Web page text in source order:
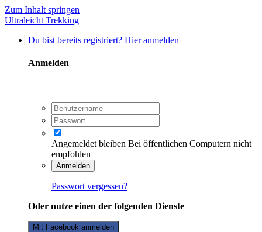
Zum Inhalt springen
Ultraleicht Trekking
Du bist bereits registriert? Hier anmelden
Anmelden
Angemeldet bleiben Bei öffentlichen Computern nicht
empfohlen
Anmelden
Passwort vergessen?
Oder nutze einen der folgenden Dienste
Mit Facebook anmelden